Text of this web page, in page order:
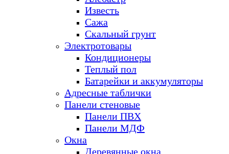
Известь
Сажа
Скальный грунт
Электротовары
Кондиционеры
Теплый пол
Батарейки и аккумуляторы
Адресные таблички
Панели стеновые
Панели ПВХ
Панели МДФ
Окна
Деревянные окна